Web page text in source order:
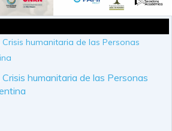
Crisis humanitaria de las Personas